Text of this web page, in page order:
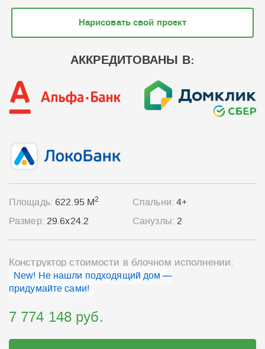
Нарисовать свой проект
АККРЕДИТОВАНЫ В:
Площадь:622.95 М2
Размер: 29.6x24.2
Спальни:4+
Санузлы:2
Конструктор стоимости в блочном исполнении:
New! Не нашли подходящий дом —
придумайте сами!
7 774 148 руб.